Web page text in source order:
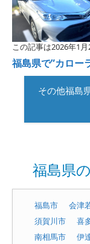
この記事は2026年1
福島県で”カロー
その他福島
福島県
福島市 会津
須賀川市
喜
南相馬市
伊